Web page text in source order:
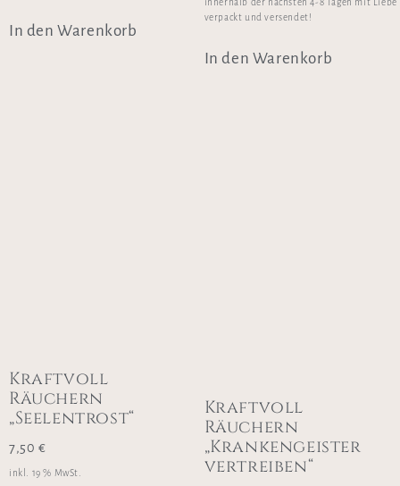
In den Warenkorb
innerhalb der nächsten 4-8 Tagen mit Liebe
verpackt und versendet!
In den Warenkorb
Kraftvoll
Räuchern
„Seelentrost“
7,50 €
inkl. 19 % MwSt.
Kraftvoll
Räuchern
„Krankengeister
vertreiben“